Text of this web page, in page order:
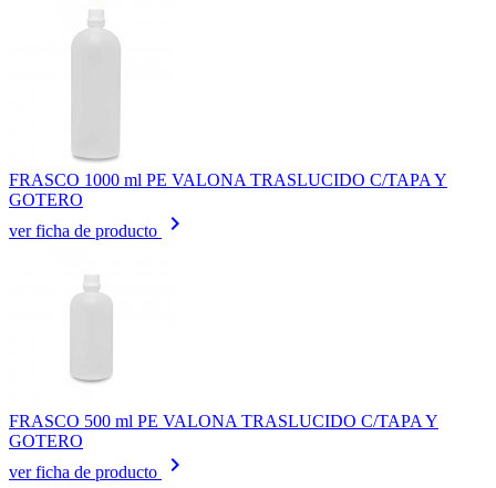
FRASCO 1000 ml PE VALONA TRASLUCIDO C/TAPA Y
GOTERO
ver ficha de producto
keyboard_arrow_right
FRASCO 500 ml PE VALONA TRASLUCIDO C/TAPA Y
GOTERO
ver ficha de producto
keyboard_arrow_right